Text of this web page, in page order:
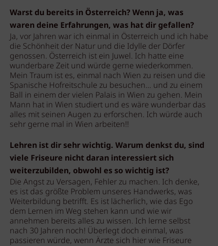
Warst du bereits in Österreich? Wenn ja, was
waren deine Erfahrungen, was hat dir gefallen?
Ja, vor Jahren war ich einmal in Österreich und ich habe
die Schönheit der Natur und die Idylle der Dörfer
genossen. Österreich ist ein Juwel. Ich hatte eine
wunderbare Zeit und würde gerne wiederkommen.
Mein Traum ist es, einmal nach Wien zu reisen und die
Spanische Hofreitschule zu besuchen… und zu einem
Ball in einem der vielen Palais in Wien zu gehen. Mein
Mann hat in Wien studiert und es wäre wunderbar das
alles mit seinen Augen zu erforschen. Ich würde auch
sehr gerne mal in Wien arbeiten!!
Lehren ist dir sehr wichtig. Warum denkst du, sind
viele Friseure nicht daran interessiert sich
weiterzubilden, obwohl es so wichtig ist?
Die Angst zu Versagen, Fehler zu machen. Ich denke,
es ist das größte Problem unseres Handwerks, was
Weiterbildung betrifft. Es ist lächerlich, wie das Ego
dem Lernen im Weg stehen kann und wie wir
annehmen bereits alles zu wissen. Ich lerne selbst
nach 30 Jahren noch! Überlegt doch einmal, was
passieren würde, wenn Ärzte sich hier wie Friseure